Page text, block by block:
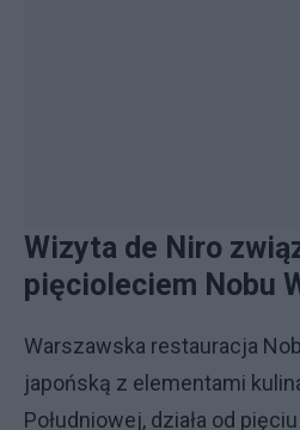
Wizyta de Niro
pięcioleciem Nobu
Warszawska restauracja
japońską z elementami
Południowej, działa od